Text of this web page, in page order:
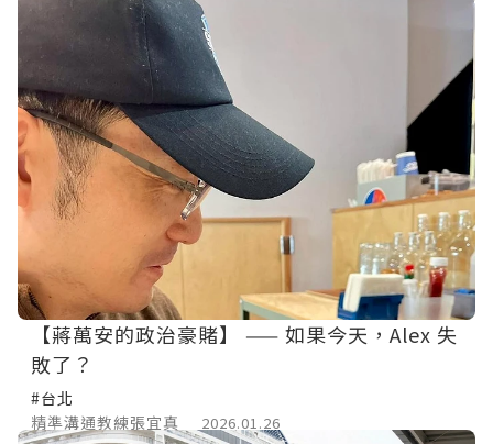
【蔣萬安的政治豪賭】 —— 如果今天，Alex 失
敗了？
#台北
精準溝通教練張宜真
2026.01.26